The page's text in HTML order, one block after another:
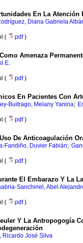
En La
Diana Gabriela
( pdf)
Amenaza
E.
( pdf)
En Pacientes Con
Buitrago, Melany Yanina;
( pdf)
De Anticoagulación
Fandiño, Duvier Fabián;
( pdf)
El Embarazo Y La
Sanchinel, Abel
( pdf)
Y La Antropogogía
Ricardo José Silva